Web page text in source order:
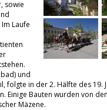
sowie
Laufe
und
folgte in der 2. Hälfte des 19.
Bauten wurden von
Mäzene.